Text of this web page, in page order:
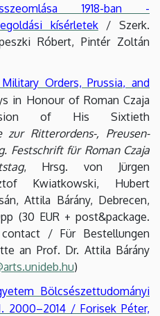
1918-ban -
kísérletek/ Szerk.
Róbert, Pintér Zoltán
Orders, Prussia, and
in Honour of Roman Czaja
of His Sixtieth
zur Ritterordens-, Preusen-
Festschrift für Roman Czaja
, Hrsg. von Jürgen
Kwiatkowski, Hubert
Attila Bárány, Debrecen,
(30 EUR + post&package.
/ Für Bestellungen
an Prof. Dr. Attila Bárány
)
Bölcsészettudományi
2000–2014 / Forisek Péter,